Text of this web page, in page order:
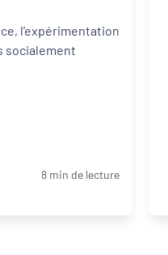
l’expérimentation
socialement
8 min de lecture